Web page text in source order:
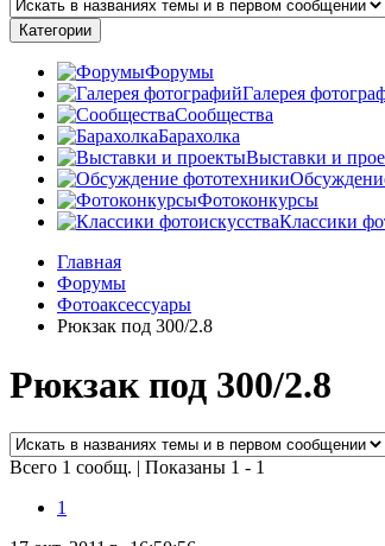
Категории
Форумы
Галерея
Сообщества
Барахолка
Выставки и
Фотоконкурсы
Классики
Главная
Форумы
Фотоаксессуары
Рюкзак под 300/2.8
Рюкзак под 300/2.8
Всего 1 сообщ. | Показаны 1 - 1
1